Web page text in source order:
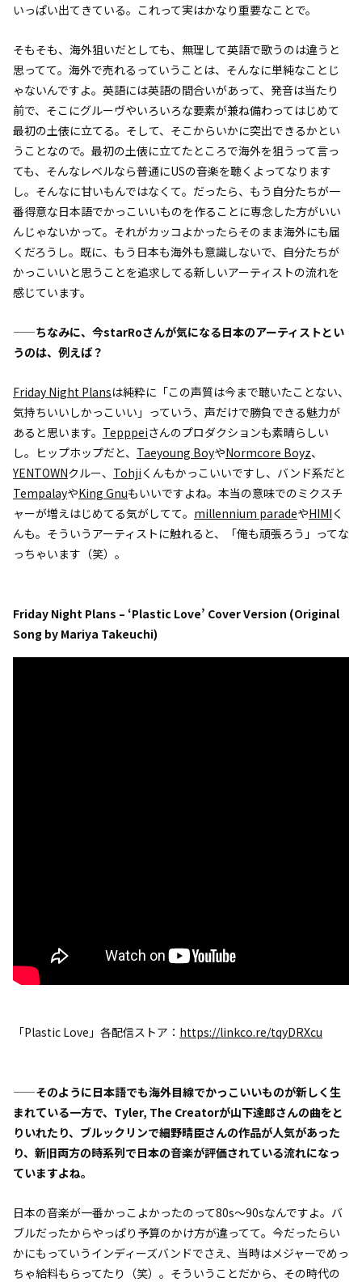
いっぱい出てきている。これって実はかなり重要なことで。
そもそも、海外狙いだとしても、無理して英語で歌うのは違うと
思ってて。海外で売れるっていうことは、そんなに単純なことじ
ゃないんですよ。英語には英語の間合いがあって、発音は当たり
前で、そこにグルーヴやいろいろな要素が兼ね備わってはじめて
最初の土俵に立てる。そして、そこからいかに突出できるかとい
うことなので。最初の土俵に立てたところで海外を狙うって言っ
ても、そんなレベルなら普通にUSの音楽を聴くよってなります
し。そんなに甘いもんではなくて。だったら、もう自分たちが一
番得意な日本語でかっこいいものを作ることに専念した方がいい
んじゃないかって。それがカッコよかったらそのまま海外にも届
くだろうし。既に、もう日本も海外も意識しないで、自分たちが
かっこいいと思うことを追求してる新しいアーティストの流れを
感じています。
——ちなみに、今starRoさんが気になる日本のアーティストとい
うのは、例えば？
Friday Night Plansは純粋に「この声質は今まで聴いたことない、
気持ちいいしかっこいい」っていう、声だけで勝負できる魅力が
あると思います。 Tepppeiさんのプロダクションも素晴らしい
し。ヒップホップだと、 Taeyoung BoyやNormcore Boyz、
YENTOWNクルー、 Tohji くんもかっこいいですし、バンド系だと
TempalayやKing Gnuもいいですよね。本当の意味でのミクスチ
ャーが増えはじめてる気がしてて。 millennium paradeやHIMI く
んも。そういうアーティストに触れると、「俺も頑張ろう」ってな
っちゃいます（笑）。
Friday Night Plans – ‘Plastic Love’ Cover Version (Original
Song by Mariya Takeuchi)
「Plastic Love」各配信ストア： https://linkco.re/tqyDRXcu
——そのように日本語でも海外目線でかっこいいものが新しく生
まれている一方で、Tyler, The Creatorが山下達郎さんの曲をと
りいれたり、ブルックリンで細野晴臣さんの作品が人気があった
り、新旧両方の時系列で日本の音楽が評価されている流れになっ
ていますよね。
日本の音楽が一番かっこよかったのって80s〜90sなんですよ。バ
ブルだったからやっぱり予算のかけ方が違ってて。今だったらい
かにもっていうインディーズバンドでさえ、当時はメジャーでめっ
ちゃ給料もらってたり（笑）。そういうことだから、その時代の